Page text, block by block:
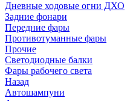
Дневные ходовые огни ДХО
Задние фонари
Передние фары
Противотуманные фары
Прочие
Светодиодные балки
Фары рабочего света
Назад
Автошампуни